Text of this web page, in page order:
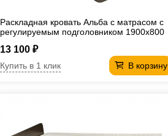
Раскладная кровать Альба с матрасом с
регулируемым подголовником 1900х800
13 100 ₽
В корзину
Купить в 1 клик